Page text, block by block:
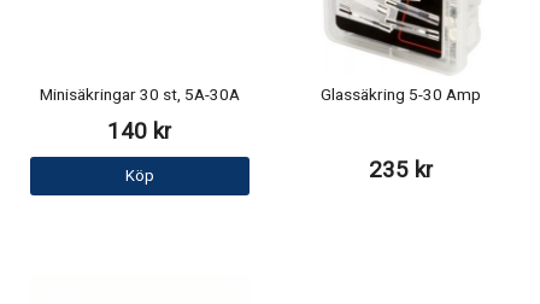
Minisäkringar 30 st, 5A-30A
140 kr
Köp
Glassäkring 5-30 Amp
235 kr